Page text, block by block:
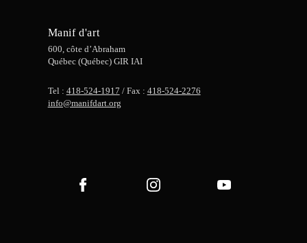
Manif d'art
600, côte d’Abraham
Québec (Québec) GIR IAI
Tel : 418-524-1917 / Fax : 418-524-2276
info@manifdart.org